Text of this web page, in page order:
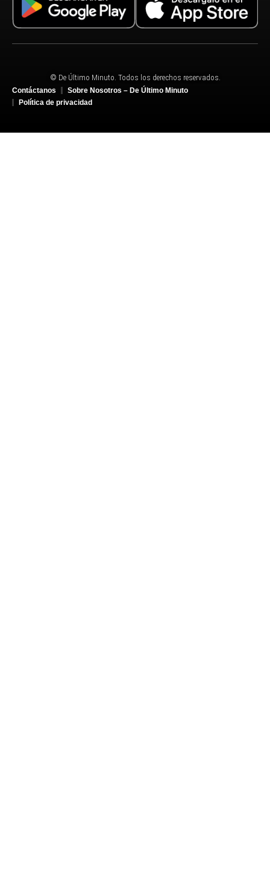
© De Último Minuto. Todos los derechos reservados.
Contáctanos
Sobre Nosotros – De Último Minuto
Política de privacidad